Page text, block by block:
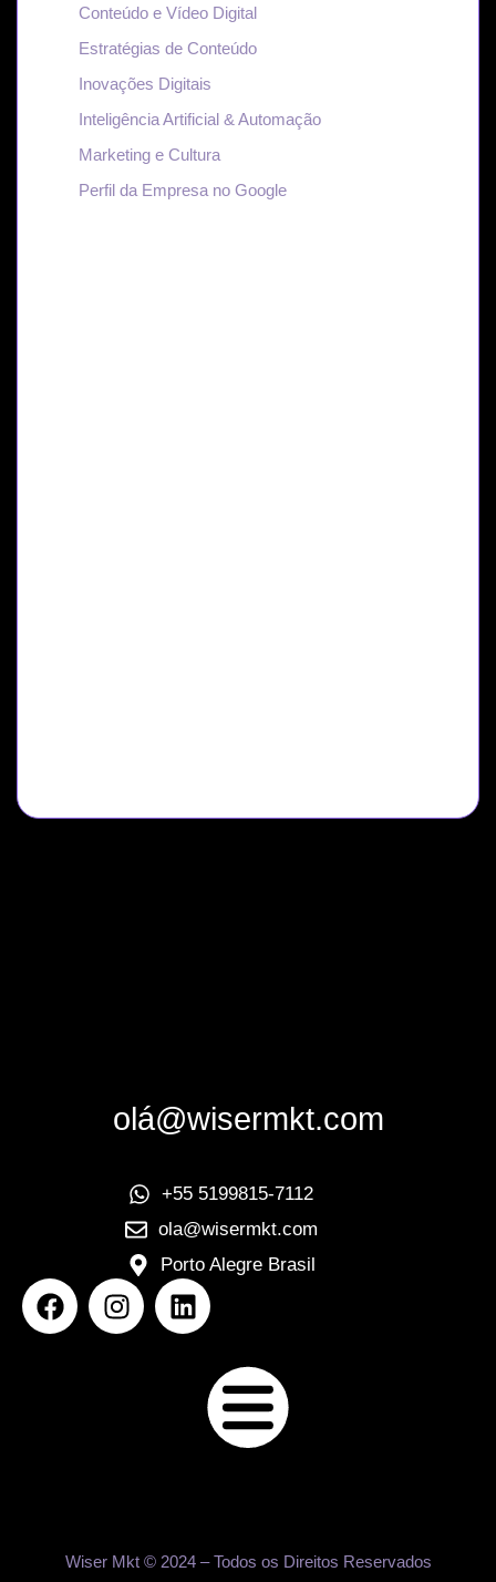
Conteúdo e Vídeo Digital
Estratégias de Conteúdo
Inovações Digitais
Inteligência Artificial & Automação
Marketing e Cultura
Perfil da Empresa no Google
olá@wisermkt.com
+55 5199815-7112
ola@wisermkt.com
Porto Alegre Brasil
Wiser Mkt © 2024 – Todos os Direitos Reservados